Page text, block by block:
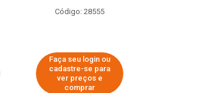
Código: 28555
Faça seu login ou
cadastre-se para
ver preços e
comprar